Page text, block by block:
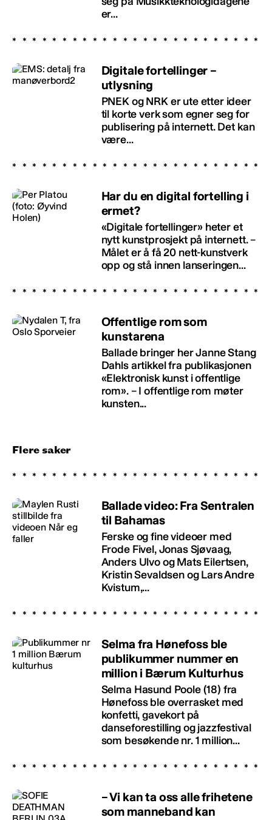
er...
Digitale fortellinger –
utlysning
PNEK og NRK er ute etter ideer
til korte verk som egner seg for
publisering på internett. Det kan
være...
Har du en digital fortelling i
ermet?
«Digitale fortellinger» heter et
nytt kunstprosjekt på internett. –
Målet er å få 20 nett-kunstverk
opp og stå innen lanseringen...
Offentlige rom som
kunstarena
Ballade bringer her Janne Stang
Dahls artikkel fra publikasjonen
«Elektronisk kunst i offentlige
rom». – I offentlige rom møter
kunsten...
Flere saker
Ballade video: Fra Sentralen
til Bahamas
Ferske og fine videoer med
Frode Fivel, Jonas Sjøvaag,
Anders Ulvo og Mats Eilertsen,
Kristin Sevaldsen og Lars Andre
Kvistum,...
Selma fra Hønefoss ble
publikummer nummer en
million i Bærum Kulturhus
Selma Hasund Poole (18) fra
Hønefoss ble overrasket med
konfetti, gavekort på
danseforestilling og jazzfestival
som besøkende nr. 1 million...
– Vi kan ta oss alle frihetene
som manneband kan